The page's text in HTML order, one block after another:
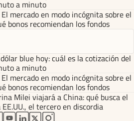
a minuto
El mercado en modo incógnita sobre el
bonos recomiendan los fondos
blue hoy: cuál es la cotización del
a minuto
El mercado en modo incógnita sobre el
bonos recomiendan los fondos
Milei viajará a China: qué busca el
el tercero en discordia
abre en nueva pestaña
abre en nueva pestaña
abre en nueva pestaña
abre en nueva pestaña
abre en nueva pestaña